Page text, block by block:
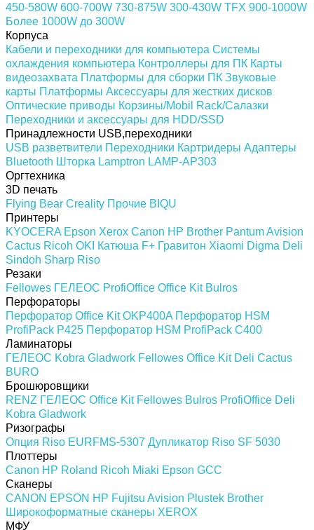
450-580W 600-700W 730-875W 300-430W TFX 900-1000W
Более 1000W до 300W
Корпуса
Кабели и переходники для компьютера Системы
охлаждения компьютера Контроллеры для ПК Карты
видеозахвата Платформы для сборки ПК Звуковые
карты Платформы Аксессуары для жестких дисков
Оптические приводы Корзины/Mobil Rack/Салазки
Переходники и аксессуары для HDD/SSD
Принадлежности USB,переходники
USB разветвители Переходники Картридеры Адаптеры
Bluetooth Шторка Lamptron LAMP-AP303
Оргтехника
3D печать
Flying Bear Creality Прочие BIQU
Принтеры
KYOCERA Epson Xerox Canon HP Brother PantumAvision
Cactus Ricoh OKI Катюша F+ Гравитон Xiaomi Digma Deli
Sindoh Sharp Riso
Резаки
Fellowes ГЕЛЕОС ProfiOffice Office Kit Bulros
Перфораторы
Перфоратор Office Kit OKP400A Перфоратор HSM
ProfiPack P425 Перфоратор HSM ProfiPack C400
Ламинаторы
ГЕЛЕОС Kobra Gladwork Fellowes Office Kit Deli Cactus
BURO
Брошюровщики
RENZ ГЕЛЕОС Office Kit Fellowes Bulros ProfiOffice Deli
Kobra Gladwork
Ризографы
Опция Riso EURFMS-5307 Дупликатор Riso SF 5030
Плоттеры
Canon HP Roland Ricoh Miaki Epson GCC
Сканеры
CANON EPSON HP Fujitsu Avision Plustek Brother
Широкоформатные сканеры XEROX
МФУ